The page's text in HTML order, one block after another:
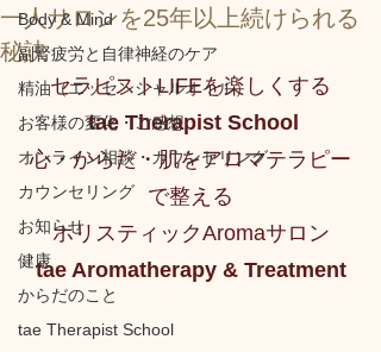
Body & Mind
副腎疲労と自律神経のケア
精油（エッセンシャルオイル）
お客様の変化・ご感想
オンライン相談・カウンセリング
カウンセリング
お知らせ
健康
からだのこと
tae Therapist School
一人サロンを25年以上続けられる
秘訣
セラピストLIFEを楽しくする
tae Therapist School
心・からだ・肌をアロマテラピー
で整える
ホリスティックAromaサロン
tae Aromatherapy & Treatment